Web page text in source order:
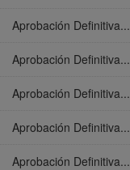
Aprobación Definitiva...
Aprobación Definitiva...
Aprobación Definitiva...
Aprobación Definitiva...
Aprobación Definitiva...